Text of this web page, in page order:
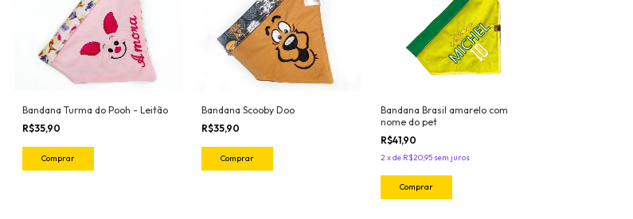
Bandana Turma do Pooh - Leitão
R$35,90
Comprar
Bandana Scooby Doo
R$35,90
Comprar
Bandana Brasil amarelo com
nome do pet
R$41,90
2 xde R$20,95 sem juros
Comprar